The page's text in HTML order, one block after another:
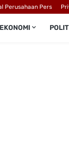
Perusahaan Pers
EKONOMI